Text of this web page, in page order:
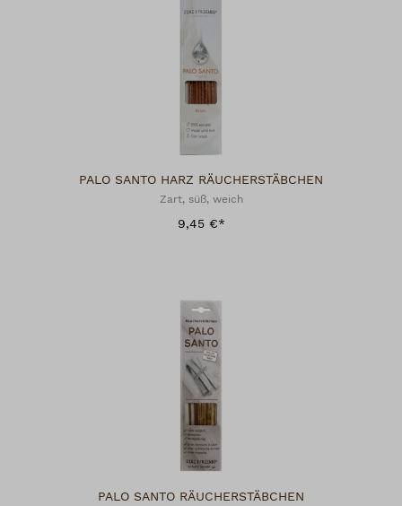
PALO SANTO HARZ RÄUCHERSTÄBCHEN
Zart, süß, weich
9,45 €*
PALO SANTO RÄUCHERSTÄBCHEN